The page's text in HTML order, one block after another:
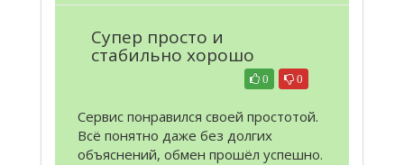
Супер просто и
стабильно хорошо
0
0
Сервис понравился своей простотой.
Всё понятно даже без долгих
объяснений, обмен прошёл успешно.